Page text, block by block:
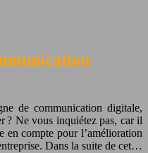
de communication digitale,
? Ne vous inquiétez pas, car il
en compte pour l’amélioration
Dans la suite de cet…